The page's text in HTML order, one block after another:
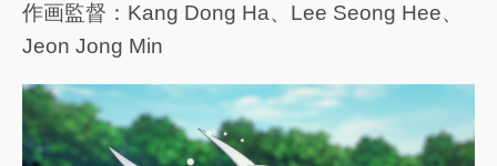
作画監督：Kang Dong Ha、Lee Seong Hee、
Jeon Jong Min